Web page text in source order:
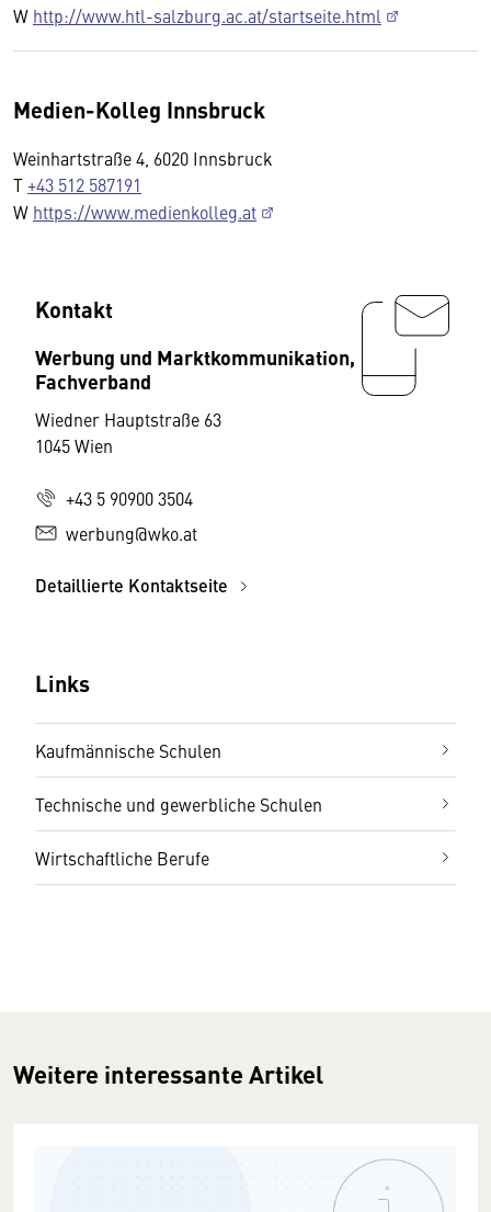
W http://www.htl-salzburg.ac.at/startseite.html
Medien-Kolleg Innsbruck
Weinhartstraße 4, 6020 Innsbruck
T+43 512 587191
W https://www.medienkolleg.at
Kontakt
Werbung und Marktkommunikation,
Fachverband
Wiedner Hauptstraße 63
1045 Wien
+43 5 90900 3504
werbung@wko.at
Detaillierte Kontaktseite
Links
Kaufmännische Schulen
Technische und gewerbliche Schulen
Wirtschaftliche Berufe
Weitere interessante Artikel